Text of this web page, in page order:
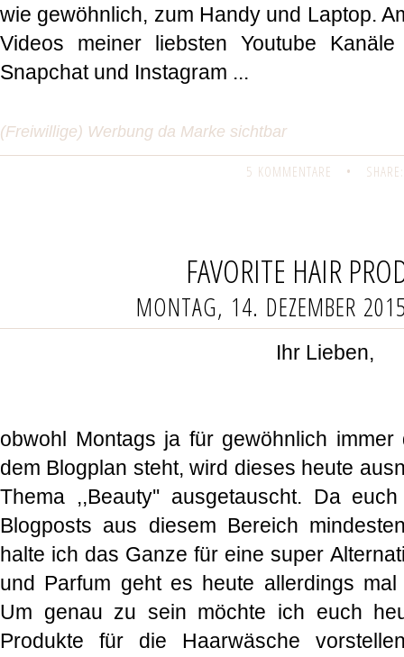
wie gewöhnlich, zum Handy und Laptop.
Videos meiner liebsten Youtube
Snapchat und Instagram ...
(Freiwillige) Werbung da Marke sichtbar
5 KOMMENTARE • SHARE:
FAVORITE HAIR
MONTAG, 14. DEZEMBER
Ihr Lieben,
obwohl Montags ja für gewöhnlich
dem Blogplan steht, wird dieses heute
Thema ,,Beauty'' ausgetauscht. Da
Blogposts aus diesem Bereich
halte ich das Ganze für eine super
und Parfum geht es heute allerdings
Um genau zu sein möchte ich euch
Produkte für die Haarwäsche